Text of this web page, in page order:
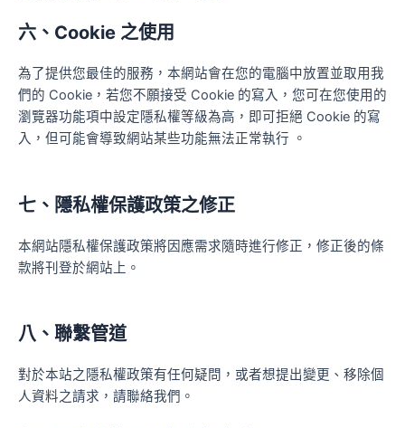
六、Cookie 之使用
為了提供您最佳的服務，本網站會在您的電腦中放置並取用我
們的 Cookie，若您不願接受 Cookie 的寫入，您可在您使用的
瀏覽器功能項中設定隱私權等級為高，即可拒絕 Cookie 的寫
入，但可能會導致網站某些功能無法正常執行 。
七、隱私權保護政策之修正
本網站隱私權保護政策將因應需求隨時進行修正，修正後的條
款將刊登於網站上。
八、聯繫管道
對於本站之隱私權政策有任何疑問，或者想提出變更、移除個
人資料之請求，請聯絡我們。